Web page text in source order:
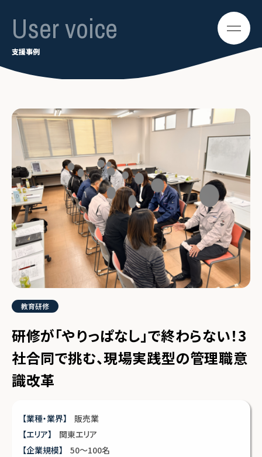
User voice
支援事例
教育研修
研修が「やりっぱなし」で終わらない！3
社合同で挑む、現場実践型の管理職意
識改革
【業種・業界】
販売業
【エリア】
関東エリア
【企業規模】
50〜100名